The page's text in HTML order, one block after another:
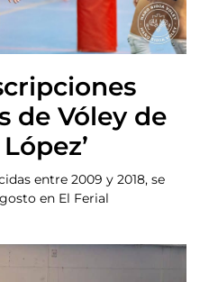
de Vóley de
entre 2009 y 2018, se
en El Ferial